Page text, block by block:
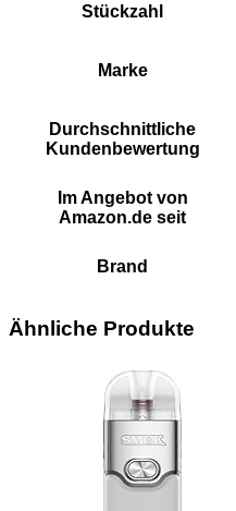
Stückzahl
Marke
Durchschnittliche
Kundenbewertung
Im Angebot von
Amazon.de seit
Brand
Ähnliche Produkte